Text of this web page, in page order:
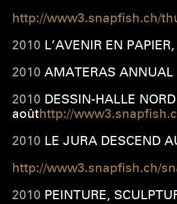
http://www3.snapfish.ch/
2010 L’AVENIR EN
2010 AMATERAS
2010 DESSIN-HALLE NORD
aoûthttp://
2010 LE JURA DESCEND
http://www3.snapfish.ch/
2010 PEINTURE,